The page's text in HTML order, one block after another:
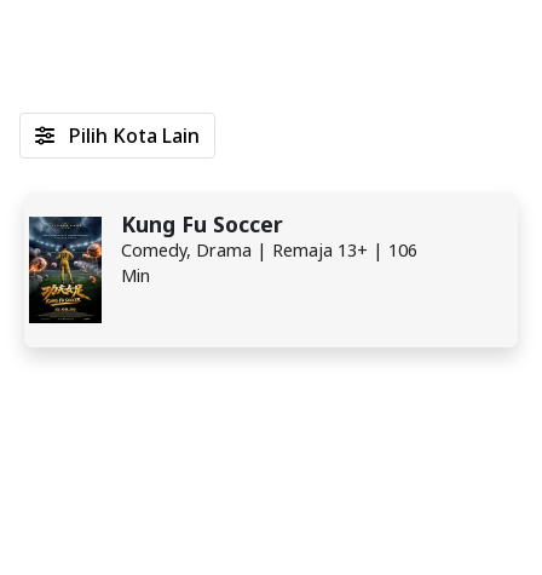
Kung Fu Soccer
Comedy, Drama | Remaja 13+ | 106
Min
Pilih Kota Lain